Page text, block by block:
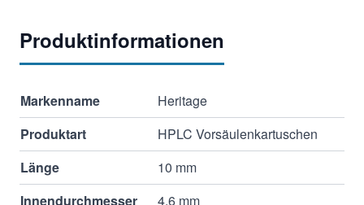
Produktinformationen
Markenname
Heritage
Produktart
HPLC Vorsäulenkartuschen
Länge
10 mm
Innendurchmesser
4.6 mm